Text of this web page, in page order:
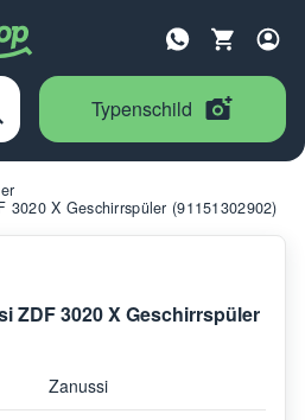
Typenschild
3020 X Geschirrspüler (91151302902)
ZDF 3020 X Geschirrspüler
Zanussi